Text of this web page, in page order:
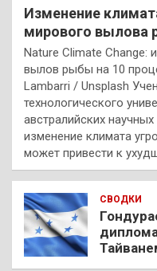
Изменение
мирового вылова
Nature Climate Change:
вылов рыбы на 10
Lambarri / Unsplash
технологического
австралийских
изменение климата
может привести к
СВОДКИ